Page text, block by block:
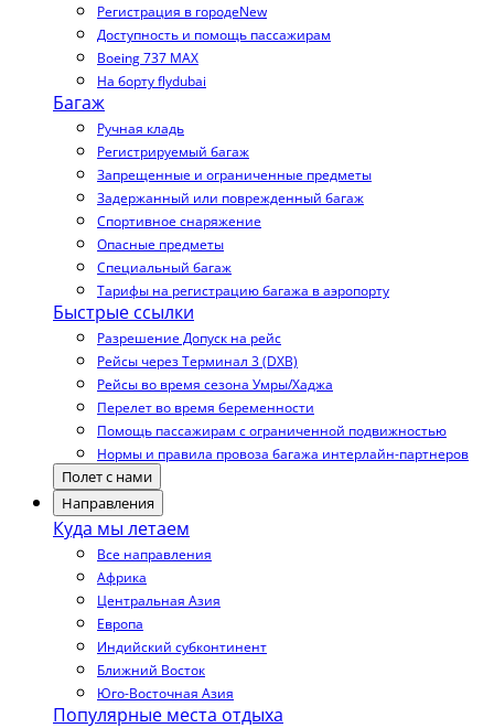
Регистрация в городеNew
Доступность и помощь пассажирам
Boeing 737 MAX
На борту flydubai
Багаж
Ручная кладь
Регистрируемый багаж
Запрещенные и ограниченные предметы
Задержанный или поврежденный багаж
Спортивное снаряжение
Опасные предметы
Специальный багаж
Тарифы на регистрацию багажа в аэропорту
Быстрые ссылки
Разрешение Допуск на рейс
Рейсы через Терминал 3 (DXB)
Рейсы во время сезона Умры/Хаджа
Перелет во время беременности
Помощь пассажирам с ограниченной подвижностью
Нормы и правила провоза багажа интерлайн-партнеров
Полет с нами
Направления
Куда мы летаем
Все направления
Африка
Центральная Азия
Европа
Индийский субконтинент
Ближний Восток
Юго-Восточная Азия
Популярные места отдыха